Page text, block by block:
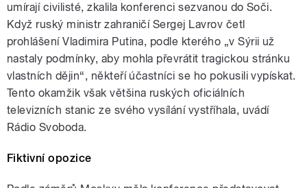
umírají civilisté, zkalila konferenci sezvanou do Soči.
Když ruský ministr zahraničí Sergej Lavrov četl
prohlášení Vladimira Putina, podle kterého „v Sýrii už
nastaly podmínky, aby mohla převrátit tragickou stránku
vlastních dějin“, někteří účastníci se ho pokusili vypískat.
Tento okamžik však většina ruských oficiálních
televizních stanic ze svého vysílání vystříhala, uvádí
Rádio Svoboda.
Fiktivní opozice